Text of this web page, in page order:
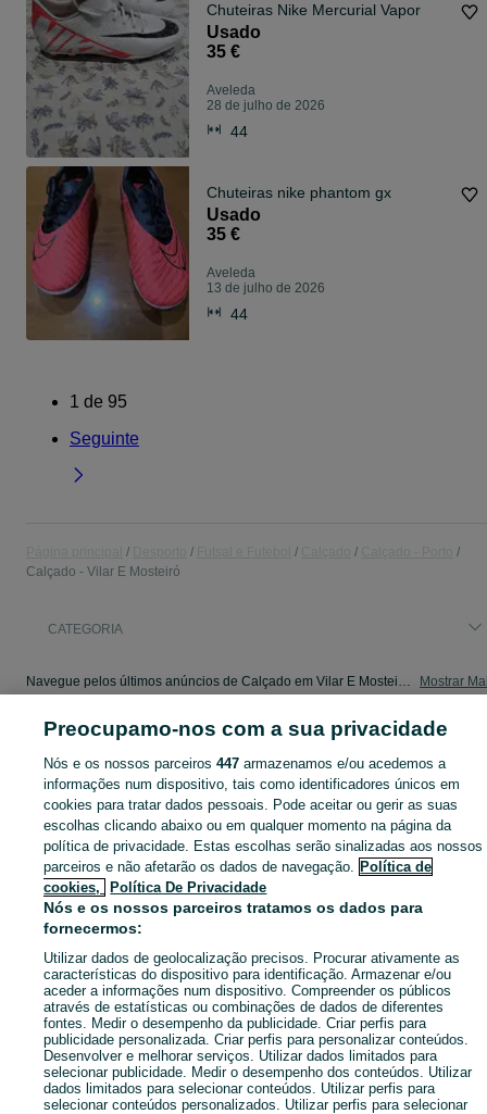
Chuteiras Nike Mercurial Vapor
Usado
35 €
Aveleda
28 de julho de 2026
44
Chuteiras nike phantom gx
Usado
35 €
Aveleda
13 de julho de 2026
44
1 de 95
Seguinte
Calçado - Vilar E Mosteiró
CATEGORIA
Navegue pelos últimos anúncios de Calçado em Vilar E Mosteiró no OLX Portugal. Compre e venda produtos locais com facilidade e segurança. Mostrar
Mapa do site
Mapa das freguesias
Mapa de mini-sites
Pesquisas populares
Preocupamo-nos com a sua privacidade
Nós e os nossos parceiros447 armazenamos e/ou acedemos a
informações num dispositivo, tais como identificadores únicos em
cookies para tratar dados pessoais. Pode aceitar ou gerir as suas
escolhas clicando abaixo ou em qualquer momento na página da
política de privacidade. Estas escolhas serão sinalizadas aos nossos
parceiros e não afetarão os dados de navegação. Política de
cookies,
Política De Privacidade
Nós e os nossos parceiros tratamos os dados para
fornecermos:
Utilizar dados de geolocalização precisos. Procurar ativamente as
características do dispositivo para identificação. Armazenar e/ou
aceder a informações num dispositivo. Compreender os públicos
através de estatísticas ou combinações de dados de diferentes
fontes. Medir o desempenho da publicidade. Criar perfis para
publicidade personalizada. Criar perfis para personalizar conteúdos.
Desenvolver e melhorar serviços. Utilizar dados limitados para
selecionar publicidade. Medir o desempenho dos conteúdos. Utilizar
dados limitados para selecionar conteúdos. Utilizar perfis para
selecionar conteúdos personalizados. Utilizar perfis para selecionar